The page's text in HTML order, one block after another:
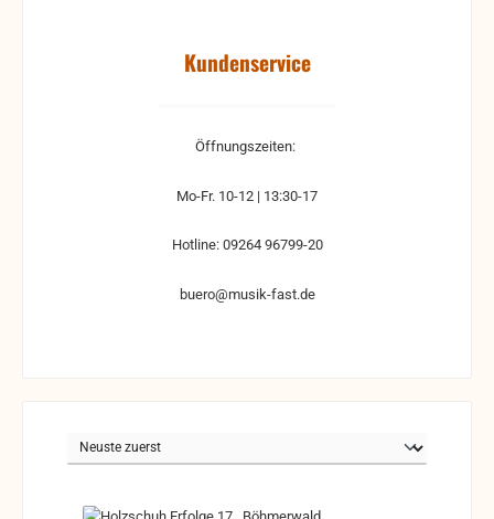
Kundenservice
Öffnungszeiten:
Mo-Fr. 10-12 | 13:30-17
Hotline: 09264 96799-20
buero@musik-fast.de